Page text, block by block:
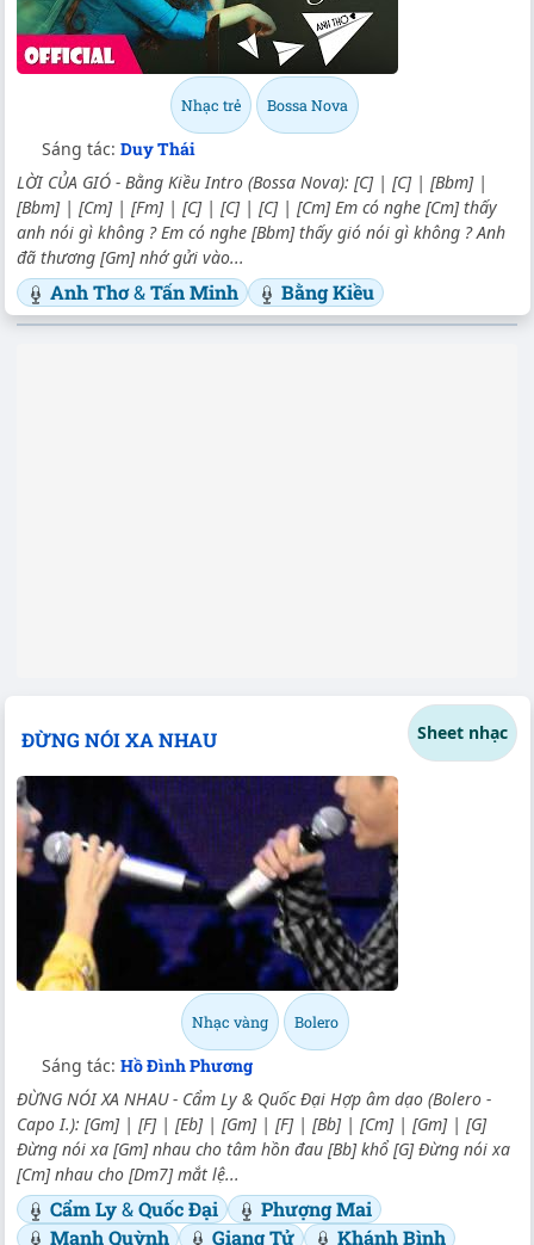
Nhạc trẻ Bossa Nova
Sáng tác: Duy Thái
LỜI CỦA GIÓ - Bằng Kiều Intro (Bossa Nova): [C] | [C] | [Bbm] |
[Bbm] | [Cm] | [Fm] | [C] | [C] | [C] | [Cm] Em có nghe [Cm] thấy
anh nói gì không ? Em có nghe [Bbm] thấy gió nói gì không ? Anh
đã thương [Gm] nhớ gửi vào...
Anh Thơ&Tấn Minh Bằng Kiều
ĐỪNG NÓI XA NHAU Sheet nhạc
Nhạc vàng Bolero
Sáng tác: Hồ Đình Phương
ĐỪNG NÓI XA NHAU - Cẩm Ly & Quốc Đại Hợp âm dạo (Bolero -
Capo I.): [Gm] | [F] | [Eb] | [Gm] | [F] | [Bb] | [Cm] | [Gm] | [G]
Đừng nói xa [Gm] nhau cho tâm hồn đau [Bb] khổ [G] Đừng nói xa
[Cm] nhau cho [Dm7] mắt lệ...
Cẩm Ly&Quốc Đại
Phượng Mai
Mạnh Quỳnh
Giang Tử
Khánh Bình